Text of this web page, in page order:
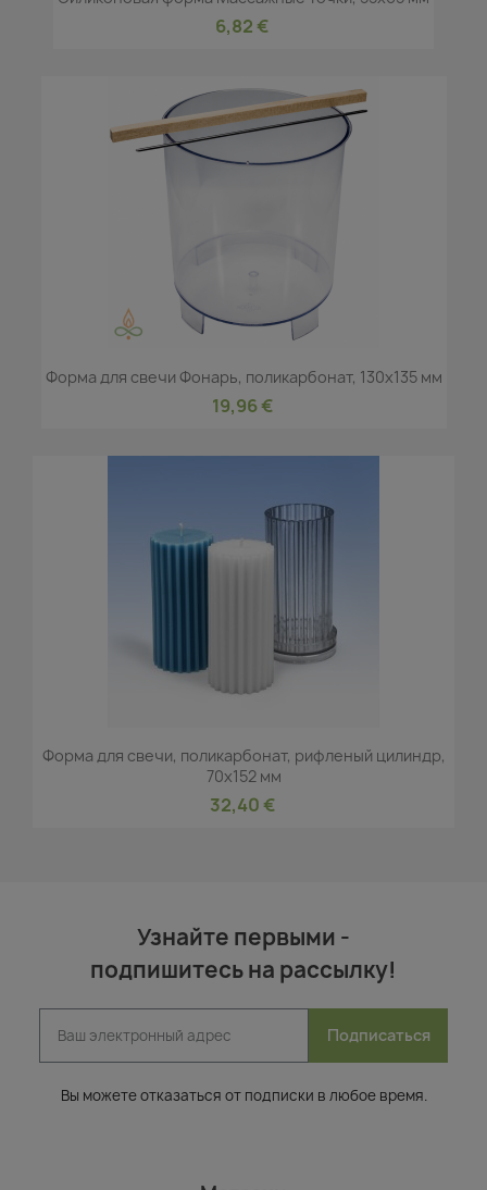
6,82 €
Форма для свечи Фонарь, поликарбонат, 130x135 мм
19,96 €
Форма для свечи, поликарбонат, рифленый цилиндр,
70x152 мм
32,40 €
Узнайте первыми -
подпишитесь на рассылку!
Подписаться
Вы можете отказаться от подписки в любое время.